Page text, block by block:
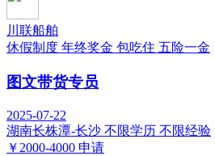
川联船舶
休假制度 年终奖金 包吃住 五险一金
图文带货专员
2025-07-22
湖南长株潭-长沙 不限学历 不限经验
￥2000-4000 申请